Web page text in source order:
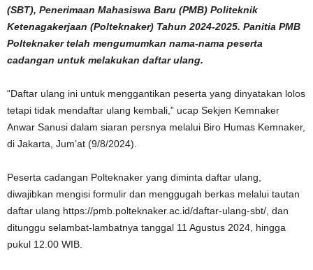
(SBT), Penerimaan Mahasiswa Baru (PMB) Politeknik
Ketenagakerjaan (Polteknaker) Tahun 2024-2025. Panitia PMB
Polteknaker telah mengumumkan nama-nama peserta
cadangan untuk melakukan daftar ulang.
“Daftar ulang ini untuk menggantikan peserta yang dinyatakan lolos
tetapi tidak mendaftar ulang kembali,” ucap Sekjen Kemnaker
Anwar Sanusi dalam siaran persnya melalui Biro Humas Kemnaker,
di Jakarta, Jum’at (9/8/2024).
Peserta cadangan Polteknaker yang diminta daftar ulang,
diwajibkan mengisi formulir dan menggugah berkas melalui tautan
daftar ulang https://pmb.polteknaker.ac.id/daftar-ulang-sbt/, dan
ditunggu selambat-lambatnya tanggal 11 Agustus 2024, hingga
pukul 12.00 WIB.